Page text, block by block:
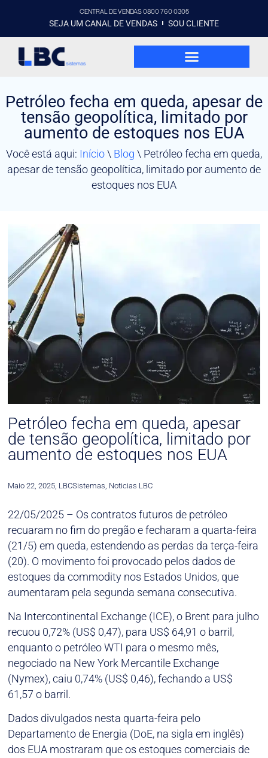
CENTRAL DE VENDAS 0800 760 0305
SEJA UM CANAL DE VENDAS SOU CLIENTE
Petróleo fecha em queda, apesar de
tensão geopolítica, limitado por
aumento de estoques nos EUA
Você está aqui: Início\ Blog \ Petróleo fecha em queda,
apesar de tensão geopolítica, limitado por aumento de
estoques nos EUA
Petróleo fecha em queda, apesar
de tensão geopolítica, limitado por
aumento de estoques nos EUA
Maio 22, 2025, LBCSistemas, Noticias LBC
22/05/2025 – Os contratos futuros de petróleo
recuaram no fim do pregão e fecharam a quarta-feira
(21/5) em queda, estendendo as perdas da terça-feira
(20). O movimento foi provocado pelos dados de
estoques da commodity nos Estados Unidos, que
aumentaram pela segunda semana consecutiva.
Na Intercontinental Exchange (ICE), o Brent para julho
recuou 0,72% (US$ 0,47), para US$ 64,91 o barril,
enquanto o petróleo WTI para o mesmo mês,
negociado na New York Mercantile Exchange
(Nymex), caiu 0,74% (US$ 0,46), fechando a US$
61,57 o barril.
Dados divulgados nesta quarta-feira pelo
Departamento de Energia (DoE, na sigla em inglês)
dos EUA mostraram que os estoques comerciais de